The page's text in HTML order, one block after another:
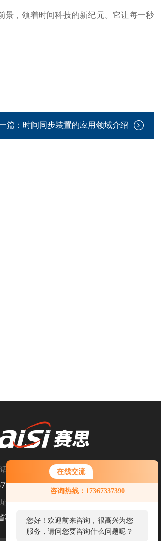
在线交流
咨询热线：17367337390
您好！欢迎前来咨询，很高兴为您
服务，请问您要咨询什么问题呢？
，领着时间科技的新纪元。它让每一秒
篇： 时间同步装置的应用领域介绍
：TEL（来电请告知来自智能制造网）
：ADDRESS
嘉兴市南湖区顺泽路1376号